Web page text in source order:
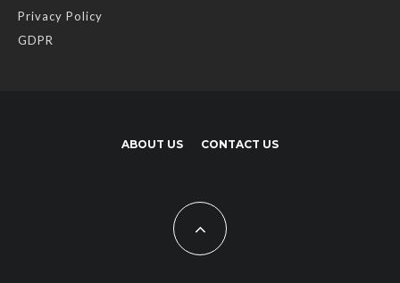
Privacy Policy
GDPR
ABOUT US CONTACT US